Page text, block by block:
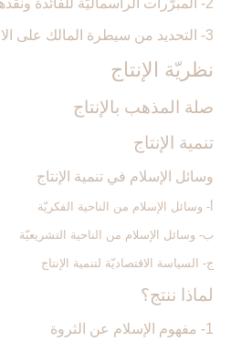
2- المبرّرات الرأسماليّة للفائدة ونقدها
3- التحديد من سيطرة المالك على الانتفاع
نظريّة الإنتاج‏
صلة المذهب بالإنتاج‏
تنمية الإنتاج‏
وسائل الإسلام في تنمية الإنتاج‏
أ- وسائل الإسلام من الناحية الفكريّة
ب- وسائل الإسلام من الناحية التشريعيّة
ج- السياسة الاقتصاديّة لتنمية الإنتاج
لماذا ننتج؟
1- مفهوم الإسلام عن الثروة